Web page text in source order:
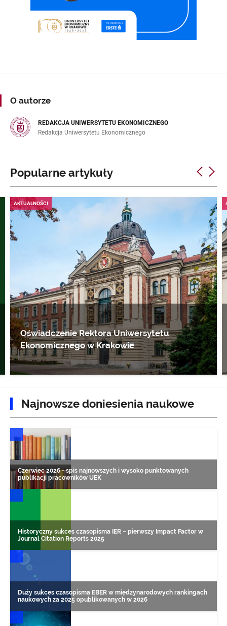
O autorze
REDAKCJA UNIWERSYTETU EKONOMICZNEGO
Redakcja Uniwersytetu Ekonomicznego
Popularne artykuły
AKTUALNOŚCI
Oświadczenie Rektora Uniwersytetu
Ekonomicznego w Krakowie
Najnowsze doniesienia naukowe
DONIESIENIA NAUKOWE
Czerwiec 2026 - spis najnowszych i wysoko punktowanych
publikacji pracowników UEK
Historyczny sukces czasopisma IER – pierwszy Impact Factor w
Journal Citation Reports 2025
DONIESIENIA NAUKOWE
Duży sukces czasopisma EBER w międzynarodowych rankingach
naukowych za 2025 opublikowanych w 2026
DONIESIENIA NAUKOWE